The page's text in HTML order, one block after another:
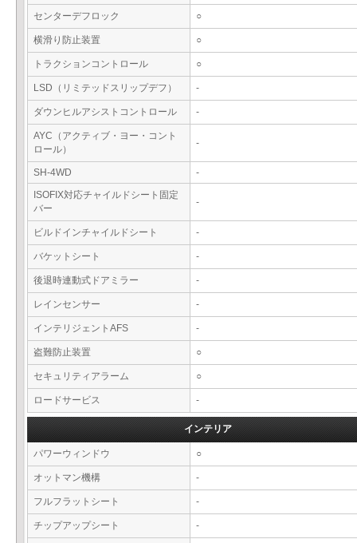
センターデフロック ○
横滑り防止装置 ○
トラクションコントロール ○
LSD（リミテッドスリップデフ） -
ダウンヒルアシストコントロール -
AYC（アクティブ・ヨー・コント
ロール）
-
SH-4WD
-
ISOFIX対応チャイルドシート固定
バー
-
ビルドインチャイルドシート -
バケットシート -
後退時連動式ドアミラー -
レインセンサー -
インテリジェントAFS -
盗難防止装置 ○
セキュリティアラーム ○
ロードサービス -
インテリア
パワーウィンドウ ○
オットマン機構 -
フルフラットシート -
チップアップシート -